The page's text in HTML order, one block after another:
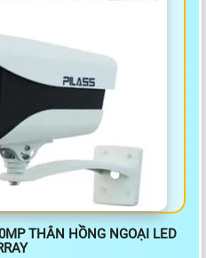
THÂN HỒNG NGOẠI LED